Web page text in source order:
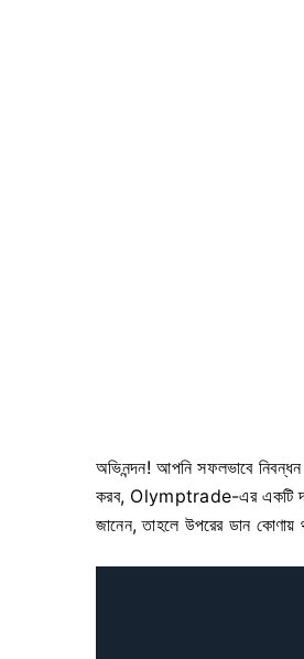
অভিনন্দন! আপনি সফলভাবে
করব, Olymptrade-এর একটি
জানেন, তাহলে উপরের ডান